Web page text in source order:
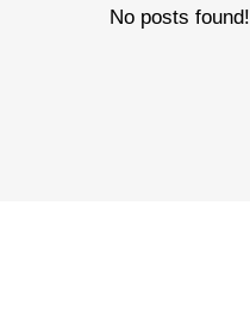
No posts found!